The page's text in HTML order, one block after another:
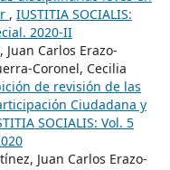
, IUSTITIA SOCIALIS:
2020-II
Carlos Erazo-
Coronel, Cecilia
de revisión de las
Ciudadana y
SOCIALIS: Vol. 5
Juan Carlos Erazo-